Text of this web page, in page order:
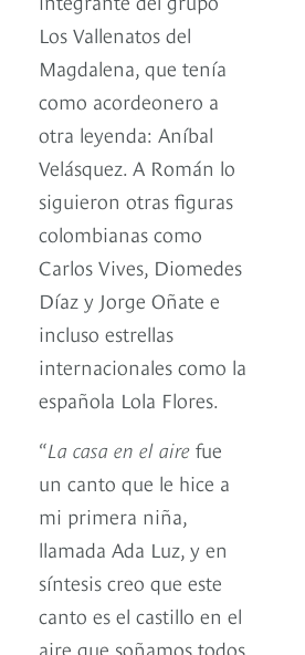
Los Vallenatos del
Magdalena, que tenía
como acordeonero a
otra leyenda: Aníbal
Velásquez. A Román lo
siguieron otras figuras
colombianas como
Carlos Vives, Diomedes
Díaz y Jorge Oñate e
incluso estrellas
internacionales como la
española Lola Flores.
“La casa en el aire fue
un canto que le hice a
mi primera niña,
llamada Ada Luz, y en
síntesis creo que este
canto es el castillo en el
aire que soñamos todos